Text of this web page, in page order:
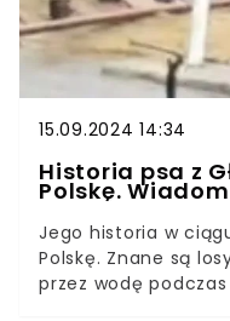
15.09.2024 14:34
Historia psa z
Polskę.
Jego historia w
Polskę. Znane są
przez wodę podczas